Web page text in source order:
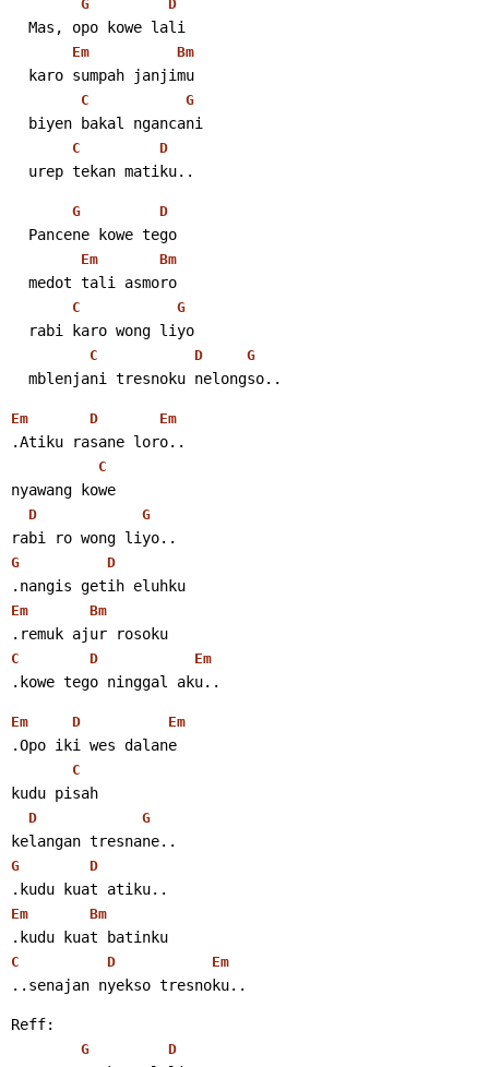
G D
  Mas, opo kowe lali
Em Bm
  karo sumpah janjimu
C G
  biyen bakal ngancani
C D
  urep tekan matiku..
G D
  Pancene kowe tego
Em Bm
  medot tali asmoro
C G
  rabi karo wong liyo
C D G
  mblenjani tresnoku nelongso..
Em D Em
.Atiku rasane loro..
C
nyawang kowe
D G
rabi ro wong liyo..
G D
.nangis getih eluhku
Em Bm
.remuk ajur rosoku
C D Em
.kowe tego ninggal aku..
Em D Em
.Opo iki wes dalane
C
kudu pisah
D G
kelangan tresnane..
G D
.kudu kuat atiku..
Em Bm
.kudu kuat batinku
C D Em
..senajan nyekso tresnoku..
Reff:
G D